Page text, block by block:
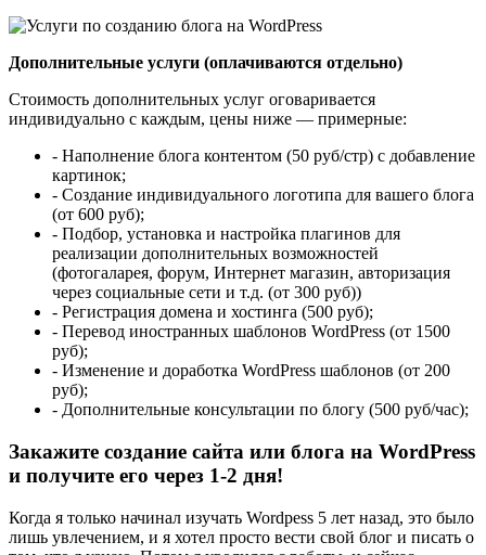
Дополнительные услуги (оплачиваются отдельно)
Стоимость дополнительных услуг оговаривается
индивидуально с каждым, цены ниже — примерные:
- Наполнение блога контентом (50 руб/стр) с добавление
картинок;
- Создание индивидуального логотипа для вашего блога
(от 600 руб);
- Подбор, установка и настройка плагинов для
реализации дополнительных возможностей
(фотогаларея, форум, Интернет магазин, авторизация
через социальные сети и т.д. (от 300 руб))
- Регистрация домена и хостинга (500 руб);
- Перевод иностранных шаблонов WordPress (от 1500
руб);
- Изменение и доработка WordPress шаблонов (от 200
руб);
- Дополнительные консультации по блогу (500 руб/час);
Закажите создание сайта или блога на WordPress
и получите его через 1-2 дня!
Когда я только начинал изучать Wordpess 5 лет назад, это было
лишь увлечением, и я хотел просто вести свой блог и писать о